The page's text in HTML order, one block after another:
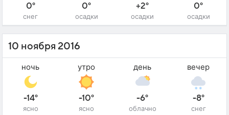
0°
снег
0°
осадки
+2°
осадки
0°
осадки
10 ноября 2016
ночь
-14°
ясно
утро
-10°
ясно
день
-6°
облачно
вечер
-8°
снег